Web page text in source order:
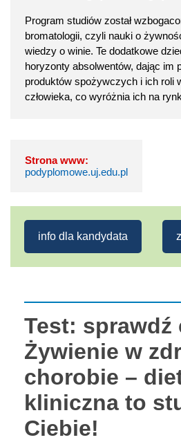
Program studiów został
bromatologii, czyli nauki o
wiedzy o winie. Te dodatkowe
horyzonty absolwentów, dając im
produktów spożywczych i ich roli
człowieka, co wyróżnia ich na
Strona www:
podyplomowe.uj.edu.pl
info dla kandydata
Test: sprawdź
Żywienie w
chorobie –
kliniczna to
Ciebie!